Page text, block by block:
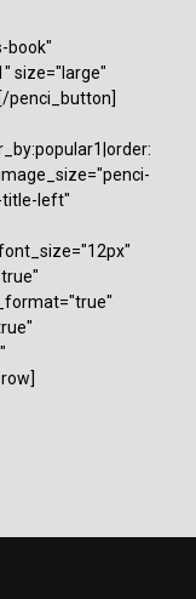
book"
size="large"
penci_button]
title-left"